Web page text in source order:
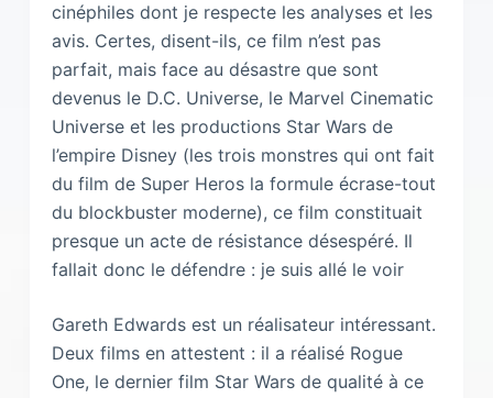
cinéphiles dont je respecte les analyses et les
avis. Certes, disent-ils, ce film n’est pas
parfait, mais face au désastre que sont
devenus le D.C. Universe, le Marvel Cinematic
Universe et les productions Star Wars de
l’empire Disney (les trois monstres qui ont fait
du film de Super Heros la formule écrase-tout
du blockbuster moderne), ce film constituait
presque un acte de résistance désespéré. Il
fallait donc le défendre : je suis allé le voir
Gareth Edwards est un réalisateur intéressant.
Deux films en attestent : il a réalisé Rogue
One, le dernier film Star Wars de qualité à ce